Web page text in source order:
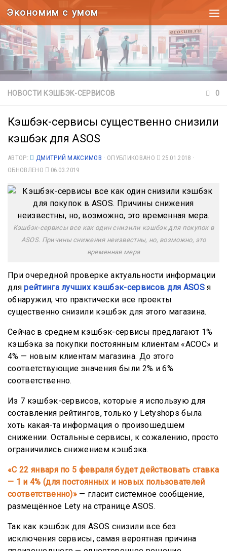
Под записью
Экономим с умом
НОВОСТИ КЭШБЭК-СЕРВИСОВ 0
Кэшбэк-сервисы существенно снизили
кэшбэк для ASOS
АВТОР: ДМИТРИЙ МАКСИМОВ · ОПУБЛИКОВАНО 25.01.2018 ·
ОБНОВЛЕНО
06.03.2019
Кэшбэк-сервисы все как один снизили кэшбэк для покупок в
ASOS. Причины снижения неизвестны, но, возможно, это
временная мера
При очередной проверке актуальности информации
длярейтинга лучших кэшбэк-сервисов для ASOS я
обнаружил, что практически все проекты
существенно снизили кэшбэк для этого магазина.
Сейчас в среднем кэшбэк-сервисы предлагают 1%
кэшбэка за покупки постоянным клиентам «АСОС» и
4% — новым клиентам магазина. До этого
соответствующие значения были 2% и 6%
соответственно.
Из 7 кэшбэк-сервисов, которые я использую для
составления рейтингов, только у Letyshops была
хоть какая-та информация о произошедшем
снижении. Остальные сервисы, к сожалению, просто
ограничились снижением кэшбэка.
«С 22 января по 5 февраля будет действовать ставка
— 1 и 4% (для постоянных и новых пользователей
соответственно)» — гласит системное сообщение,
размещённое Lety на странице ASOS.
Так как кэшбэк для ASOS снизили все без
исключения сервисы, самая вероятная причина